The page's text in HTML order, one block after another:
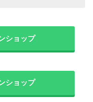
ショップ
ショップ